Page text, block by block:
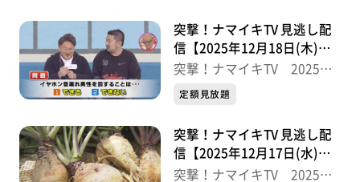
【デパスパ一番のり！】
エスパル仙台から生中継！暖かくてオシャレな上着＆ブ
ーツ
【突撃！生中継】
藤崎から生中継！
全国各地のおせちが大集合
突撃！ナマイキTV 見逃し配
信【2025年12月18日(木)放
送分】
突撃！ナマイキTV 2025後
半
定額見放題
突撃！ナマイキTV 見逃し配
信【2025年12月17日(水)放
送分】
突撃！ナマイキTV 2025後